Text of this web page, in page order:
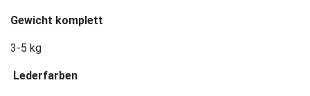
Gewicht komplett
3-5 kg
Lederfarben